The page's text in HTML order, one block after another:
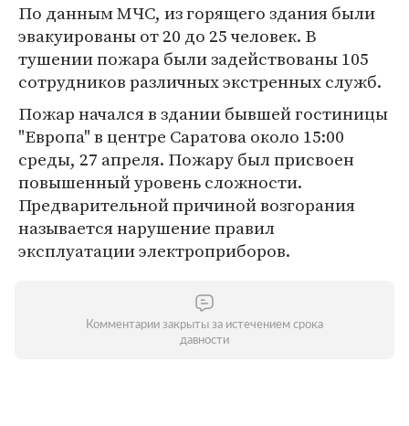
По данным МЧС, из горящего здания были
эвакуированы от 20 до 25 человек. В
тушении пожара были задействованы 105
сотрудников различных экстренных служб.
Пожар начался в здании бывшей гостиницы
"Европа" в центре Саратова около 15:00
среды, 27 апреля. Пожару был присвоен
повышенный уровень сложности.
Предварительной причиной возгорания
называется нарушение правил
эксплуатации электроприборов.
Комментарии закрыты за истечением срока
давности